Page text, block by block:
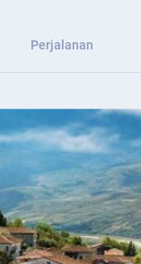
Perjalanan